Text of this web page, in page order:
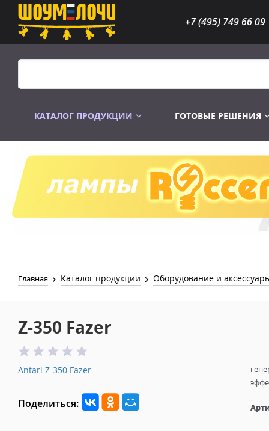
+7 (495) 749 66 09
КАТАЛОГ ПРОДУКЦИИ
Распродажа Лампы
ГОТОВЫЕ РЕШЕНИЯ
Главная Каталог продукции Оборудование и
Z-350 Fazer
Antari Z-350 Fazer
Поделиться: